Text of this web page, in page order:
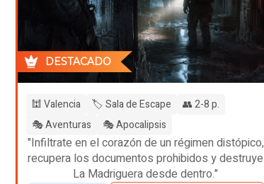
DESTACADO
🕍 Valencia 🏷️ Sala de Escape
👥 2-8 p.
🎭 Aventuras
🎭 Apocalipsis
"Infiltrate en el corazón de un régimen distópico,
recupera los documentos prohibidos y destruye
La Madriguera desde dentro."